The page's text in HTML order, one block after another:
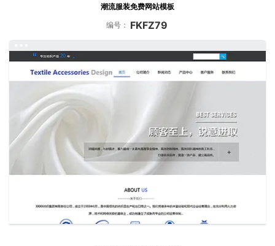
潮流服装免费网站模板
编号： FKFZ79